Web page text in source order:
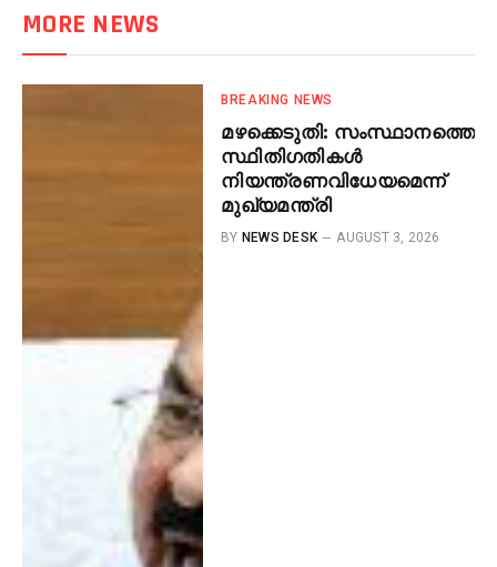
MORE NEWS
BREAKING NEWS
മഴക്കെടുതി: സംസ്ഥാനത്തെ
സ്ഥിതിഗതികൾ
നിയന്ത്രണവിധേയമെന്ന്
മുഖ്യമന്ത്രി
BY NEWS DESK AUGUST 3, 2026